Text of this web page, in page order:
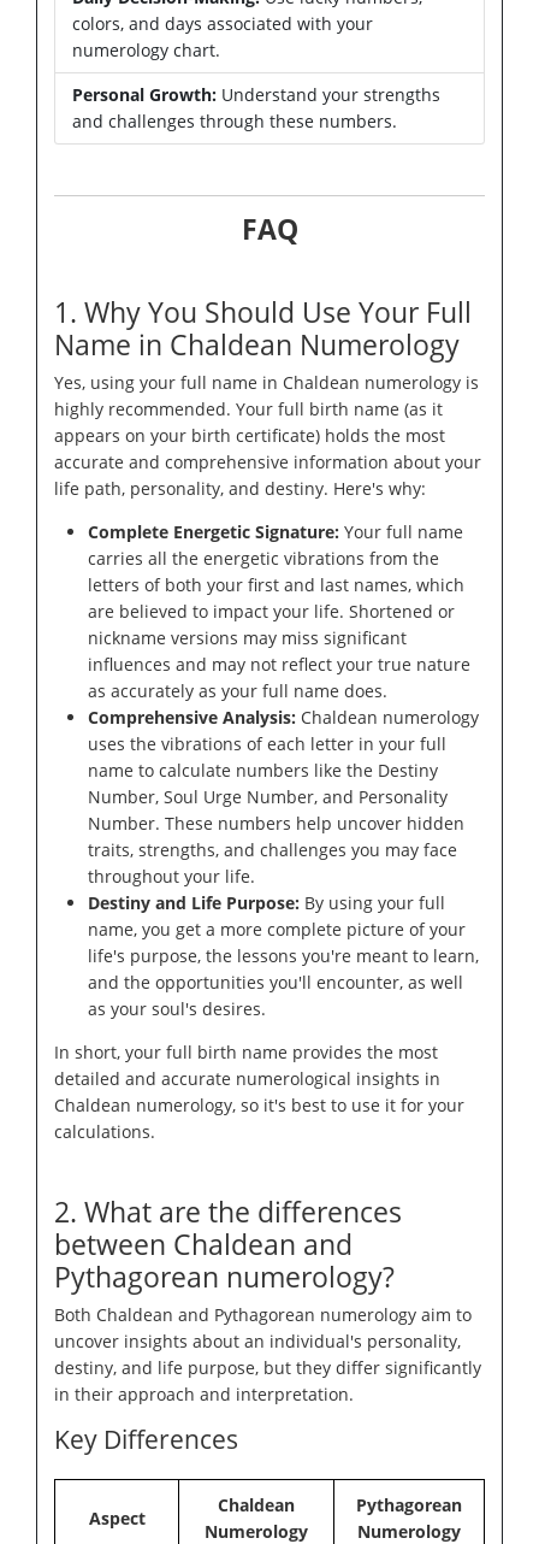
colors, and days associated with your
numerology chart.
Personal Growth: Understand your strengths
and challenges through these numbers.
FAQ
1. Why You Should Use Your Full
Name in Chaldean Numerology
Yes, using your full name in Chaldean numerology is
highly recommended. Your full birth name (as it
appears on your birth certificate) holds the most
accurate and comprehensive information about your
life path, personality, and destiny. Here's why:
Complete Energetic Signature: Your full name
carries all the energetic vibrations from the
letters of both your first and last names, which
are believed to impact your life. Shortened or
nickname versions may miss significant
influences and may not reflect your true nature
as accurately as your full name does.
Comprehensive Analysis: Chaldean numerology
uses the vibrations of each letter in your full
name to calculate numbers like the Destiny
Number, Soul Urge Number, and Personality
Number. These numbers help uncover hidden
traits, strengths, and challenges you may face
throughout your life.
Destiny and Life Purpose: By using your full
name, you get a more complete picture of your
life's purpose, the lessons you're meant to learn,
and the opportunities you'll encounter, as well
as your soul's desires.
In short, your full birth name provides the most
detailed and accurate numerological insights in
Chaldean numerology, so it's best to use it for your
calculations.
2. What are the differences
between Chaldean and
Pythagorean numerology?
Both Chaldean and Pythagorean numerology aim to
uncover insights about an individual's personality,
destiny, and life purpose, but they differ significantly
in their approach and interpretation.
Key Differences
Aspect
Chaldean
Numerology
Pythagorean
Numerology